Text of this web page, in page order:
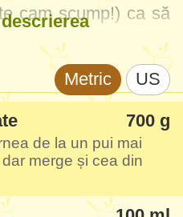
cam scump!) ca să
Până la urmă am zis
am pe toate și ar fi
rețetele mai
de bucătărie,
toți acasă. Deci da,
adâncă și nu cred
ce am gustat la un
Metric US
700 g
de la un pui mai
merge și cea din